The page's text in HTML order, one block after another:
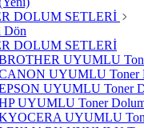
DOLUM SETLERİ
Dön
DOLUM SETLERİ
UYUMLU
UYUMLU Toner
UYUMLU Toner
UYUMLU Toner
UYUMLU